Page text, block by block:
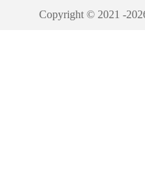
Copyright © 2021 -